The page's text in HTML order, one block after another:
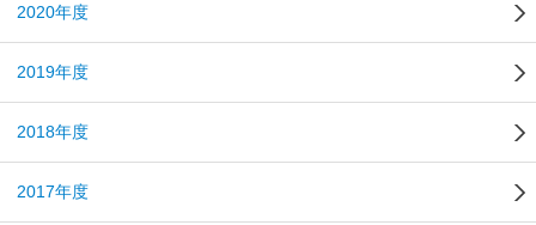
2020年度
2019年度
2018年度
2017年度